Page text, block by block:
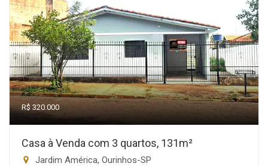
R$ 320.000
Casa à Venda com 3 quartos, 131m²
Jardim América, Ourinhos-SP